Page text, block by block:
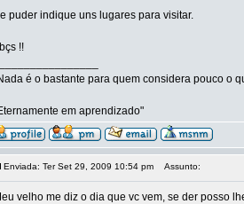
puder indique uns lugares para visitar.
!!
é o bastante para quem considera pouco o
em aprendizado"
Enviada: Ter Set 29, 2009 10:54 pm Assunto:
velho me diz o dia que vc vem, se der posso